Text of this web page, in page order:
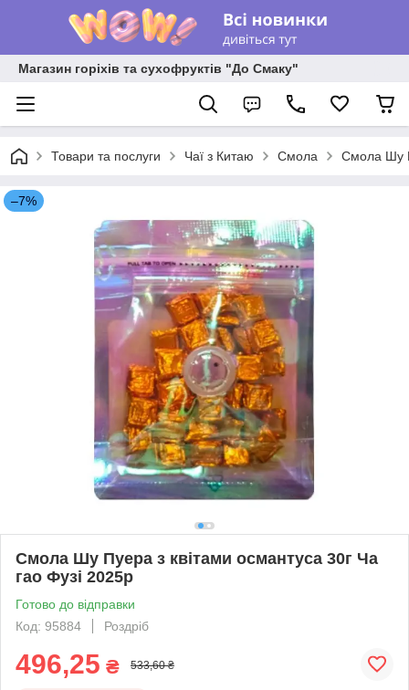
Магазин горіхів та сухофруктів "До Смаку"
Товари та послуги Чаї з Китаю Смола Смола Шу
–7%
Смола Шу Пуера з квітами османтуса 30г Ча
гао Фузі 2025р
Готово до відправки
Код: 95884
Роздріб
496,25 ₴ 533,60 ₴